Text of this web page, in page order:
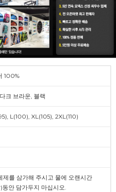
100%
크 브라운, 블랙
L(100), XL(105), 2XL(110)
제를 삼가해 주시고 물에 오랜시간
안 담가두지 마십시오.